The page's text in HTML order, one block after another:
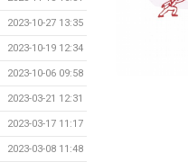
2023-10-27 13:35
2023-10-19 12:34
2023-10-06 09:58
2023-03-21 12:31
2023-03-17 11:17
2023-03-08 11:48